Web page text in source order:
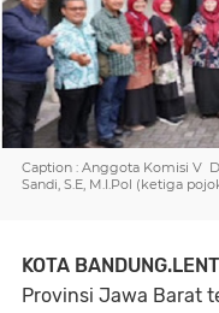
Caption : Anggota Komisi V
Sandi, S.E, M.I.Pol (ketiga
KOTA
Provinsi Jawa Barat